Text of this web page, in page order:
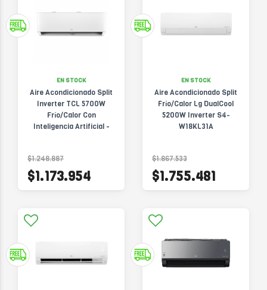
EN STOCK
Aire Acondicionado Split
Inverter TCL 5700W
Frío/Calor Con
Inteligencia Artificial -
$1.248.887
$1.173.954
EN STOCK
Aire Acondicionado Split
Frío/Calor Lg DualCool
5200W Inverter S4-
W18KL31A
$1.867.533
$1.755.481